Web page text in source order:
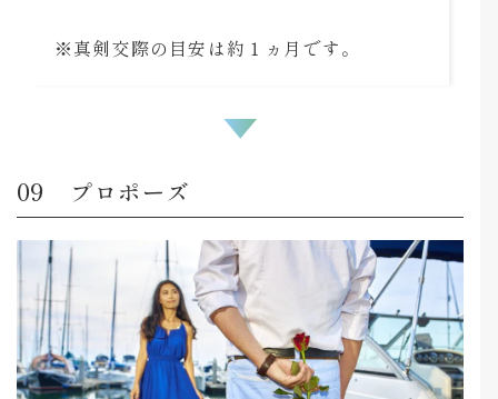
※真剣交際の目安は約１ヵ月です。
プロポーズ